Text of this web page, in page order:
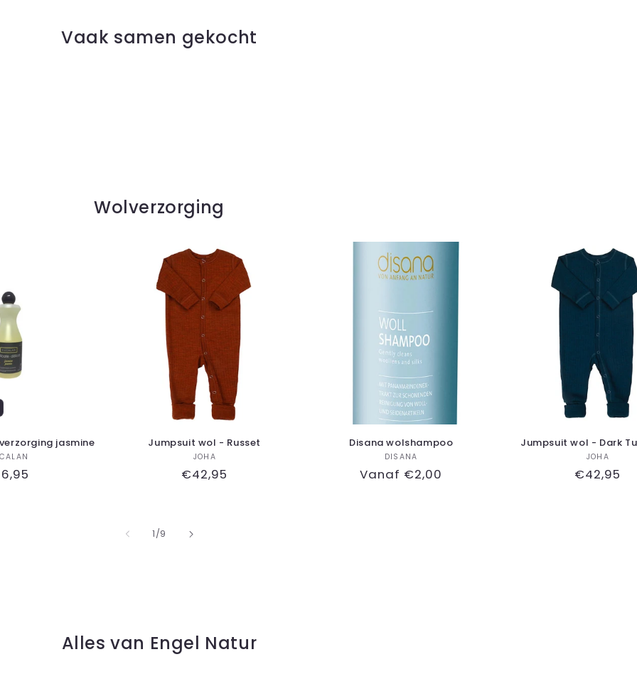
Vaak samen gekocht
Wolverzorging
jasmine
Verkoper:
Jumpsuit wol - Russet
Verkoper:
JOHA
Normale
€42,95
Disana wolshampoo
Verkoper:
DISANA
Normale
Vanaf €2,00
Jumpsuit wol - Dark
JOHA
Normale
€42,95
1/van
9
Alles van Engel Natur